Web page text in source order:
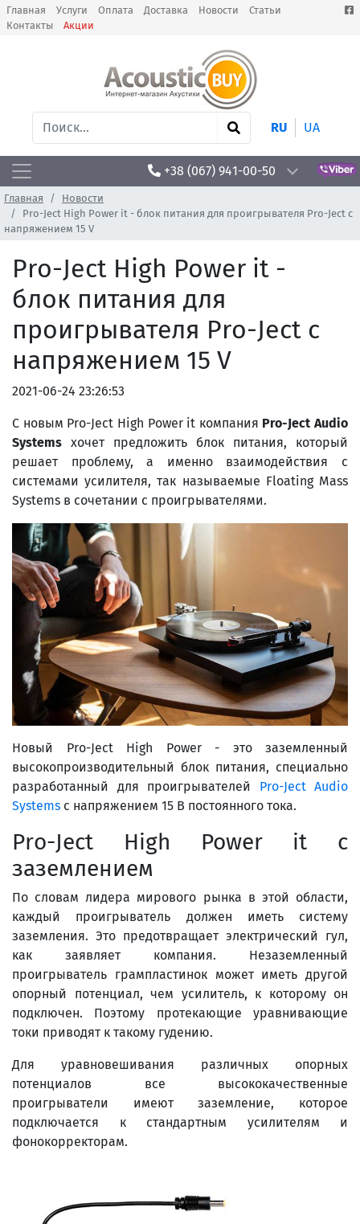
Главная Услуги Оплата Доставка Новости
Статьи
Контакты
Акции
RU UA
+38 (067) 941-00-50
Главная
Новости
Pro-Ject High Power it - блок питания для проигрывателя Pro-Ject с
напряжением 15 V
Pro-Ject High Power it -
блок питания для
проигрывателя Pro-Ject с
напряжением 15 V
2021-06-24 23:26:53
С новым Pro-Ject High Power it компания Pro-Ject Audio
Systems хочет предложить блок питания, который
решает проблему, а именно взаимодействия с
системами усилителя, так называемые Floating Mass
Systems в сочетании с проигрывателями.
Новый Pro-Ject High Power - это заземленный
высокопроизводительный блок питания, специально
разработанный для проигрывателей Pro-Ject Audio
Systems с напряжением 15 В постоянного тока.
Pro-Ject High Power it с
заземлением
По словам лидера мирового рынка в этой области,
каждый проигрыватель должен иметь систему
заземления. Это предотвращает электрический гул,
как заявляет компания. Незаземленный
проигрыватель грампластинок может иметь другой
опорный потенциал, чем усилитель, к которому он
подключен. Поэтому протекающие уравнивающие
токи приводят к такому гудению.
Для уравновешивания различных опорных
потенциалов все высококачественные
проигрыватели имеют заземление, которое
подключается к стандартным усилителям и
фонокорректорам.